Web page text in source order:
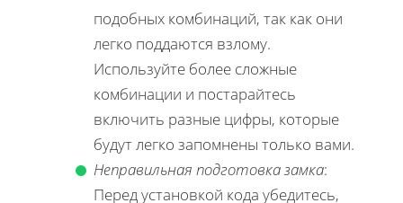
подобных комбинаций, так как они
легко поддаются взлому.
Используйте более сложные
комбинации и постарайтесь
включить разные цифры, которые
будут легко запомнены только вами.
Неправильная подготовка замка:
Перед установкой кода убедитесь,